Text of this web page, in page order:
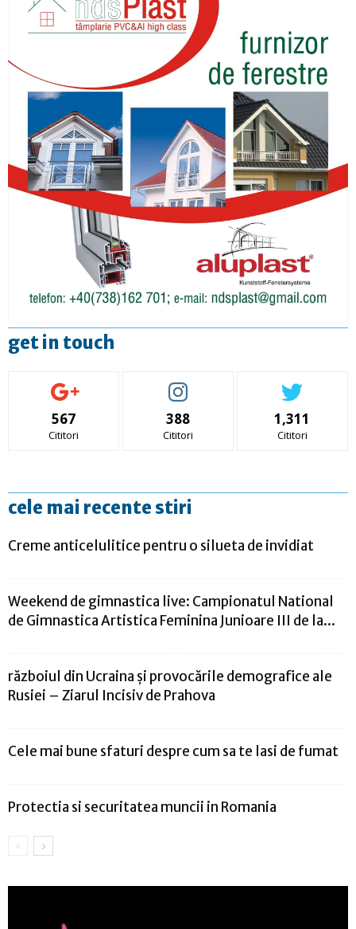
get in touch
567
Cititori
388
Cititori
1,311
Cititori
cele mai recente stiri
Creme anticelulitice pentru o silueta de invidiat
Weekend de gimnastica live: Campionatul National
de Gimnastica Artistica Feminina Junioare III de la...
războiul din Ucraina și provocările demografice ale
Rusiei – Ziarul Incisiv de Prahova
Cele mai bune sfaturi despre cum sa te lasi de fumat
Protectia si securitatea muncii in Romania